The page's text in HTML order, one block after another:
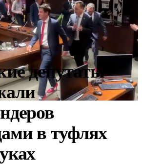
депутаты
в туфлях